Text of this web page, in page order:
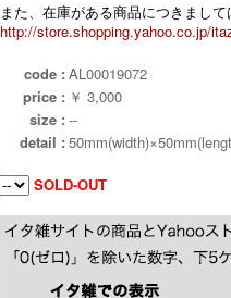
また、在庫がある商品につきまし
http://store.shopping.yahoo.co.jp/
code : AL00019072
price : ￥ 3,000
size : --
detail :
SOLD-OUT